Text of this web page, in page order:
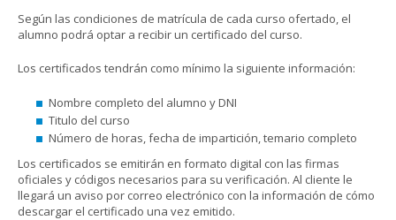
Según las condiciones de matrícula de cada curso ofertado, el
alumno podrá optar a recibir un certificado del curso.
Los certificados tendrán como mínimo la siguiente información:
Nombre completo del alumno y DNI
Titulo del curso
Número de horas, fecha de impartición, temario completo
Los certificados se emitirán en formato digital con las firmas
oficiales y códigos necesarios para su verificación. Al cliente le
llegará un aviso por correo electrónico con la información de cómo
descargar el certificado una vez emitido.